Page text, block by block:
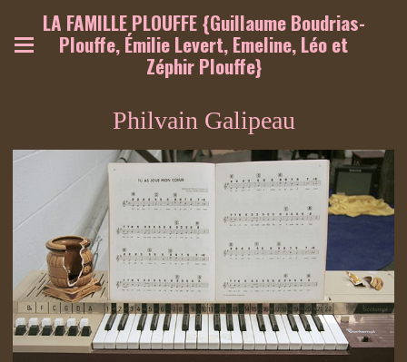
LA FAMILLE PLOUFFE {Guillaume Boudrias-
Plouffe, Émilie Levert, Emeline, Léo et
Zéphir Plouffe}
Philvain Galipeau